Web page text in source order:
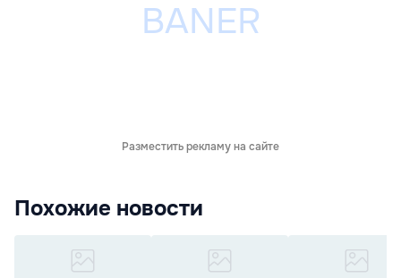
Разместить рекламу на сайте
Похожие новости